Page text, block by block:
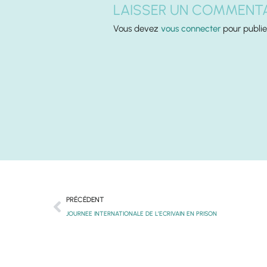
LAISSER UN
Vous devezvous connecter pour
Précédent
PRÉCÉDENT
JOURNEE INTERNATIONALE DE L’ECRIVAIN EN PRISON